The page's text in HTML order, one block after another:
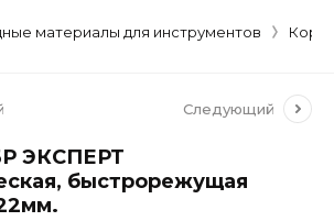
материалы для инструментов
Следующий
ЭКСПЕРТ
быстрорежущая